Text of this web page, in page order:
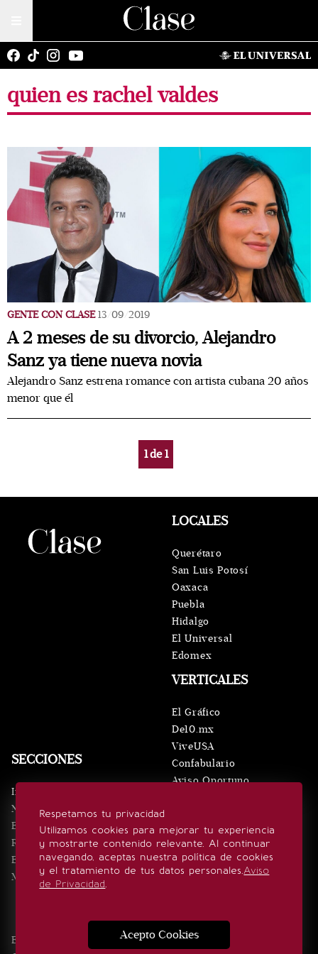
quien es rachel valdes
GENTE CON CLASE 13/09/2019
A 2 meses de su divorcio, Alejandro
Sanz ya tiene nueva novia
Alejandro Sanz estrena romance con artista cubana 20 años
menor que él
1de1
Respetamos tu privacidad
Utilizamos cookies para mejorar tu experiencia
y mostrarte contenido relevante. Al continuar
navegando, aceptas nuestra política de cookies
y el tratamiento de tus datos personales.Aviso
de Privacidad.
Acepto Cookies
SECCIONES
Inicio
Noticias
Eventos
Realeza
Estilo de vida
Minuto x Minuto
VERTICALES
El Gráfico
De10.mx
ViveUSA
Confabulario
Aviso Oportuno
LOCALES
Querétaro
San Luis Potosí
Oaxaca
Puebla
Hidalgo
El Universal
Edomex
SÍGUENOS
Edición Impresa Noticias Quiénes somos